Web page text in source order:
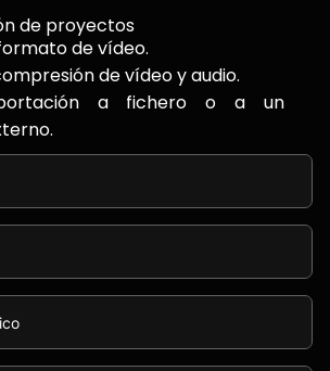
de proyectos
de vídeo.
de vídeo y audio.
a fichero o a un